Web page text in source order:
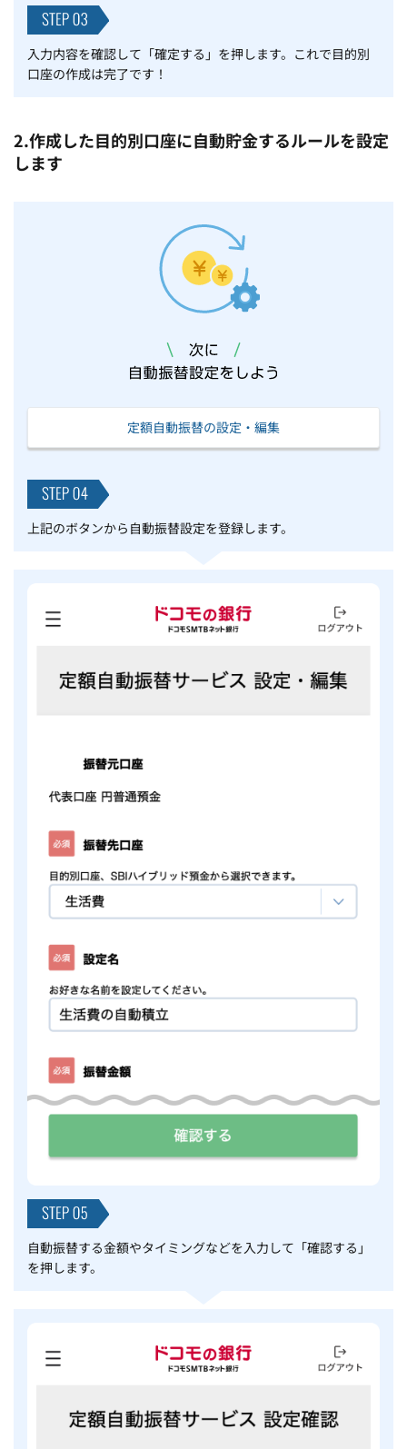
入力内容を確認して「確定する」を押します。これで目的別
口座の作成は完了です！
2.作成した目的別口座に自動貯金するルールを設定
します
定額自動振替の設定・編集
上記のボタンから自動振替設定を登録します。
自動振替する金額やタイミングなどを入力して「確認する」
を押します。